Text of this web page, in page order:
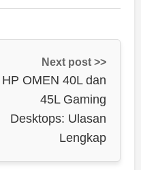
Next post >>
HP OMEN 40L dan
45L Gaming
Desktops: Ulasan
Lengkap